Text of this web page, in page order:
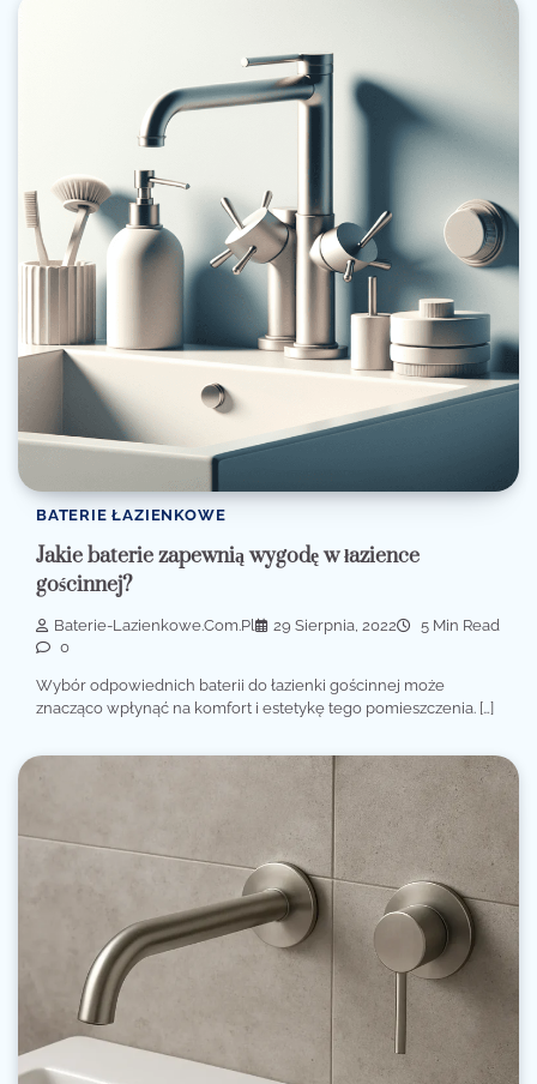
BATERIE ŁAZIENKOWE
Jakie baterie zapewnią wygodę w łazience
gościnnej?
Baterie-Lazienkowe.com.pl 29 Sierpnia, 2022
5 Min Read
0
Wybór odpowiednich baterii do łazienki gościnnej może
znacząco wpłynąć na komfort i estetykę tego pomieszczenia. […]